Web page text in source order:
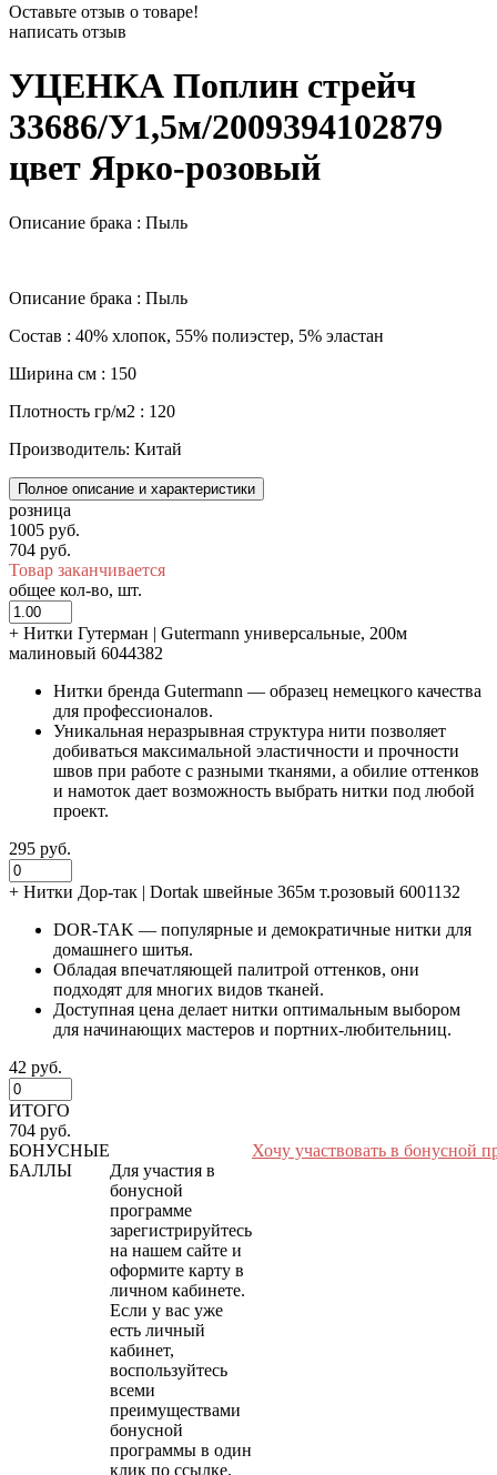
Оставьте отзыв о товаре!
написать отзыв
УЦЕНКА Поплин стрейч
33686/У1,5м/2009394102879
цвет Ярко-розовый
Описание брака : Пыль
Описание брака : Пыль
Состав : 40% хлопок, 55% полиэстер, 5% эластан
Ширина см : 150
Плотность гр/м2 : 120
Производитель: Китай
Полное описание и характеристики
розница
1005 руб.
704 руб.
Товар заканчивается
общее кол-во, шт.
+ Нитки Гутерман | Gutermann универсальные, 200м
малиновый 6044382
Нитки бренда Gutermann — образец немецкого качества
для профессионалов.
Уникальная неразрывная структура нити позволяет
добиваться максимальной эластичности и прочности
швов при работе с разными тканями, а обилие оттенков
и намоток дает возможность выбрать нитки под любой
проект.
295 руб.
+ Нитки Дор-так | Dortak швейные 365м т.розовый 6001132
DOR-TAK — популярные и демократичные нитки для
домашнего шитья.
Обладая впечатляющей палитрой оттенков, они
подходят для многих видов тканей.
Доступная цена делает нитки оптимальным выбором
для начинающих мастеров и портних-любительниц.
42 руб.
ИТОГО
704 руб.
БОНУСНЫЕ
БАЛЛЫ
Для участия в
бонусной
программе
зарегистрируйтесь
на нашем сайте и
оформите карту в
личном кабинете.
Если у вас уже
есть личный
кабинет,
воспользуйтесь
всеми
преимуществами
бонусной
программы в один
Хочу участвовать в бонусной